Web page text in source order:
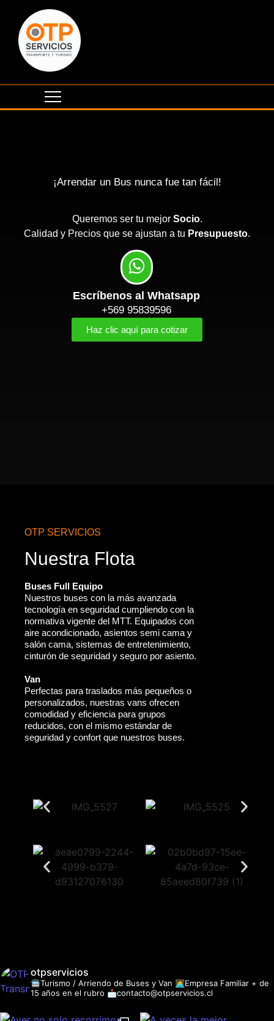
¡Arrendar un Bus nunca fue tan fácil!
Queremos ser tu mejor Socio.
Calidad y Precios que se ajustan a tu Presupuesto.
Escríbenos al Whatsapp
+569 95839596
Haz clic aquí para cotizar
OTP SERVICIOS
Nuestra Flota
Buses Full Equipo
Nuestros buses con la más avanzada
tecnología en seguridad cumpliendo con la
normativa vigente del MTT. Equipados con
aire acondicionado, asientos semi cama y
salón cama, sistemas de entretenimiento,
cinturón de seguridad y seguro por asiento.
Van
Perfectas para traslados más pequeños o
personalizados, nuestras vans ofrecen
comodidad y eficiencia para grupos
reducidos, con el mismo estándar de
seguridad y confort que nuestros buses.
otpservicios
🚍Turismo / Arriendo de Buses y Van 👩‍💻Empresa Familiar + de
15 años en el rubro 📩contacto@otpservicios.cl